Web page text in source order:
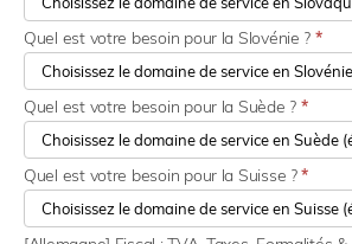
Quel est votre besoin pour la Slovénie ? *
Quel est votre besoin pour la Suède ? *
Quel est votre besoin pour la Suisse ?*